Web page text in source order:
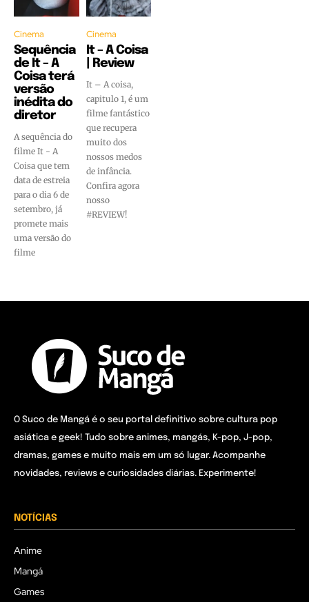
Cinema
Sequência
de It – A
Coisa terá
versão
inédita do
diretor
A sequência do
filme It - A
Coisa que tem
data de estreia
para o dia 6 de
setembro, já
promete mais
uma versão do
filme
Cinema
It – A Coisa
| Review
It – A coisa,
capitulo 1, é um
filme fantástico
que recupera
muito dos
nossos medos
de infância.
Confira agora
nosso
#REVIEW!
O Suco de Mangá é o seu portal definitivo sobre cultura pop
asiática e geek! Tudo sobre animes, mangás, K-pop, J-pop,
dramas, games e muito mais em um só lugar. Acompanhe
novidades, reviews e curiosidades diárias. Experimente!
NOTÍCIAS
Anime
Mangá
Games